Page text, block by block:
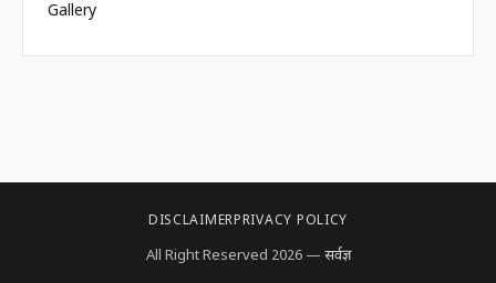
Gallery
DISCLAIMERPRIVACY POLICY
All Right Reserved 2026 — सर्वज्ञ